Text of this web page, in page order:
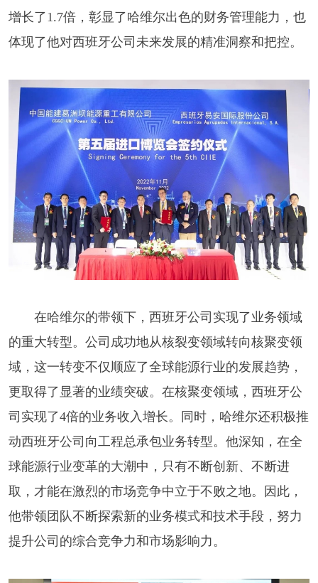
增长了1.7倍，彰显了哈维尔出色的财务管理能力，也
体现了他对西班牙公司未来发展的精准洞察和把控。
在哈维尔的带领下，西班牙公司实现了业务领域
的重大转型。公司成功地从核裂变领域转向核聚变领
域，这一转变不仅顺应了全球能源行业的发展趋势，
更取得了显著的业绩突破。在核聚变领域，西班牙公
司实现了4倍的业务收入增长。同时，哈维尔还积极推
动西班牙公司向工程总承包业务转型。他深知，在全
球能源行业变革的大潮中，只有不断创新、不断进
取，才能在激烈的市场竞争中立于不败之地。因此，
他带领团队不断探索新的业务模式和技术手段，努力
提升公司的综合竞争力和市场影响力。